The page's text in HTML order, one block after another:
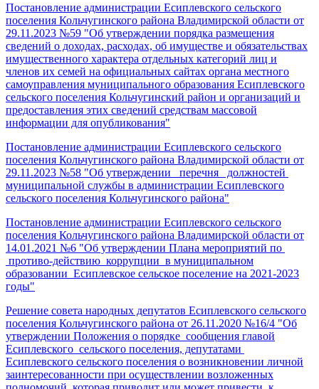
Постановление администрации Есиплевского сельского
поселения Кольчугинского района Владимирской области от
29.11.2023 №59 "Об утверждении порядка размещения
сведений о доходах, расходах, об имуществе и обязательствах
имущественного характера отдельных категорий лиц и
членов их семей на официальных сайтах органа местного
самоуправления муниципального образования Есиплевского
сельского поселения Кольчугинский район и организаций и
предоставления этих сведений средствам массовой
информации для опубликования"
Постановление администрации Есиплевского сельского
поселения Кольчугинского района Владимирской области от
29.11.2023 №58 "Об утверждении перечня должностей
муниципальной службы в администрации Есиплевского
сельского поселения Кольчугинского района"
Постановление администрации Есиплевского сельского
поселения Кольчугинского района Владимирской области от
14.01.2021 №6 "Об утверждении Плана мероприятий по
противо-действию коррупции в муниципальном
образовании Есиплевское сельское поселение на 2021-2023
годы"
Решение совета народных депутатов Есиплевского сельского
поселения Кольчугинского района от 26.11.2020 №16/4 "Об
утверждении Положения о порядке сообщения главой
Есиплевского сельского поселения, депутатами
Есиплевского сельского поселения о возникновении личной
заинтересованности при осуществлении возложенных